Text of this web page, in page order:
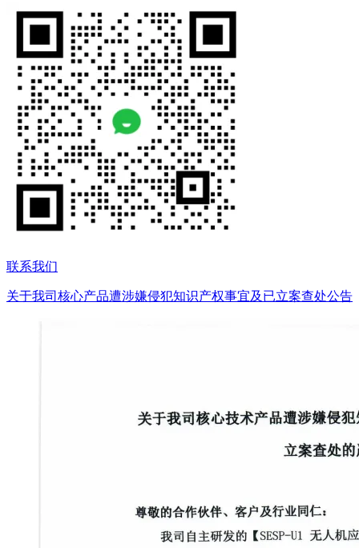
联系我们
关于我司核心产品遭涉嫌侵犯知识产权事宜及已立案查处公告